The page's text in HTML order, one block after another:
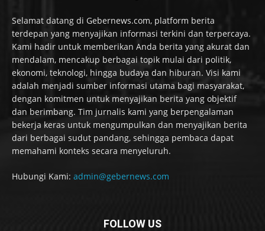
Selamat datang di Gebernews.com, platform berita
terdepan yang menyajikan informasi terkini dan terpercaya.
Kami hadir untuk memberikan Anda berita yang akurat dan
mendalam, mencakup berbagai topik mulai dari politik,
ekonomi, teknologi, hingga budaya dan hiburan. Visi kami
adalah menjadi sumber informasi utama bagi masyarakat,
dengan komitmen untuk menyajikan berita yang objektif
dan berimbang. Tim jurnalis kami yang berpengalaman
bekerja keras untuk mengumpulkan dan menyajikan berita
dari berbagai sudut pandang, sehingga pembaca dapat
memahami konteks secara menyeluruh.
Hubungi Kami: admin@gebernews.com
FOLLOW US